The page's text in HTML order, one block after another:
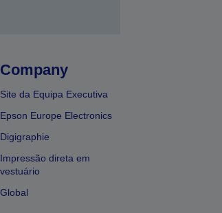
Company
Site da Equipa Executiva
Epson Europe Electronics
Digigraphie
Impressão direta em
vestuário
Global